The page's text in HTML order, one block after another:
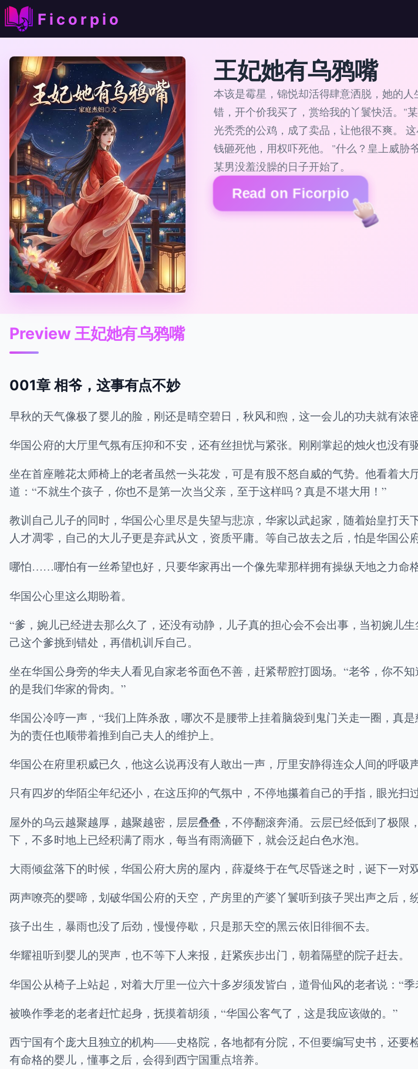
Ficorpio
王妃她有乌鸦嘴
本该是霉星，锦悦却活得肆意洒脱，她的
错，开个价我买了，赏给我的丫鬟快活。"
光秃秃的公鸡，成了卖品，让他很不爽。
钱砸死他，用权吓死他。 "什么？皇上威胁
某男没羞没臊的日子开始了。
Read on Ficorpio
Preview 王妃她有乌鸦嘴
001章 相爷，这事有点不妙
早秋的天气像极了婴儿的脸，刚还是晴空碧日，秋风和煦，这一会儿的功夫就有浓
华国公府的大厅里气氛有压抑和不安，还有丝担忧与紧张。刚刚掌起的烛火也没有
坐在首座雕花太师椅上的老者虽然一头花发，可是有股不怒自威的气势。他看着
道：“不就生个孩子，你也不是第一次当父亲，至于这样吗？真是不堪大用！”
教训自己儿子的同时，华国公心里尽是失望与悲凉，华家以武起家，随着始皇打
人才凋零，自己的大儿子更是弃武从文，资质平庸。等自己故去之后，怕是华国公
哪怕……哪怕有一丝希望也好，只要华家再出一个像先辈那样拥有操纵天地之力命
华国公心里这么期盼着。
“爹，婉儿已经进去那么久了，还没有动静，儿子真的担心会不会出事，当初婉儿
己这个爹挑到错处，再借机训斥自己。
坐在华国公身旁的华夫人看见自家老爷面色不善，赶紧帮腔打圆场。“老爷，你不
的是我们华家的骨肉。”
华国公冷哼一声，“我们上阵杀敌，哪次不是腰带上挂着脑袋到鬼门关走一圈，真
为的责任也顺带着推到自己夫人的维护上。
华国公在府里积威已久，他这么说再没有人敢出一声，厅里安静得连众人间的呼吸
只有四岁的华陌尘年纪还小，在这压抑的气氛中，不停地攥着自己的手指，眼光扫
屋外的乌云越聚越厚，越聚越密，层层叠叠，不停翻滚奔涌。云层已经低到了极
下，不多时地上已经积满了雨水，每当有雨滴砸下，就会泛起白色水泡。
大雨倾盆落下的时候，华国公府大房的屋内，薛凝终于在气尽昏迷之时，诞下一对
两声嘹亮的婴啼，划破华国公府的天空，产房里的产婆丫鬟听到孩子哭出声之后，
孩子出生，暴雨也没了后劲，慢慢停歇，只是那天空的黑云依旧徘徊不去。
华耀祖听到婴儿的哭声，也不等下人来报，赶紧疾步出门，朝着隔壁的院子赶去。
华国公从椅子上站起，对着大厅里一位六十多岁须发皆白，道骨仙风的老者说：“
被唤作季老的老者赶忙起身，抚摸着胡须，“华国公客气了，这是我应该做的。”
西宁国有个庞大且独立的机构——史格院，各地都有分院，不但要编写史书，还要
有命格的婴儿，懂事之后，会得到西宁国重点培养。